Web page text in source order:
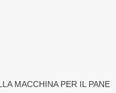
MACCHINA PER IL PANE